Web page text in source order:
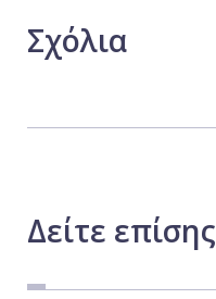
Σχόλια
Δείτε επίσης